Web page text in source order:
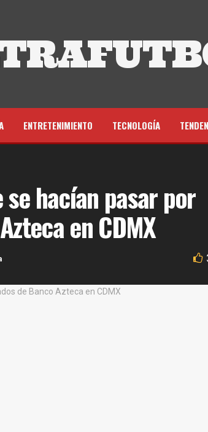
ENTRETENIMIENTO TECNOLOGÍA
hacían pasar por
en CDMX